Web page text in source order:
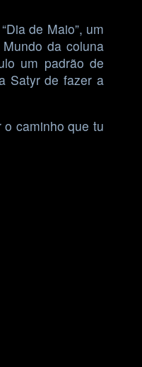
de Maio”, um
da coluna
um padrão de
Satyr de fazer a
caminho que tu